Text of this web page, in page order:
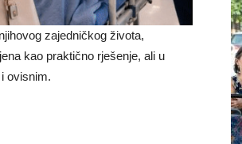
zajedničkog života,
kao praktično rješenje, ali u
ovisnim.